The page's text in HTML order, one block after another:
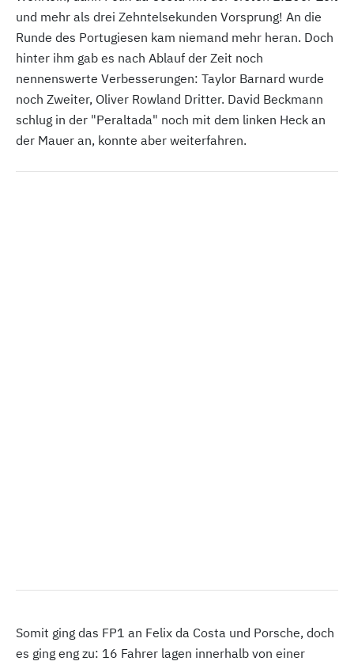
und mehr als drei Zehntelsekunden Vorsprung! An die
Runde des Portugiesen kam niemand mehr heran. Doch
hinter ihm gab es nach Ablauf der Zeit noch
nennenswerte Verbesserungen: Taylor Barnard wurde
noch Zweiter, Oliver Rowland Dritter. David Beckmann
schlug in der "Peraltada" noch mit dem linken Heck an
der Mauer an, konnte aber weiterfahren.
Somit ging das FP1 an Felix da Costa und Porsche, doch
es ging eng zu: 16 Fahrer lagen innerhalb von einer